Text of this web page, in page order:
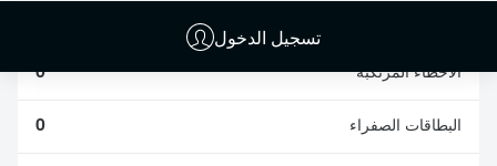
تسجيل الدخول
الأخطاء المرتكبة 0
البطاقات الصفراء 0